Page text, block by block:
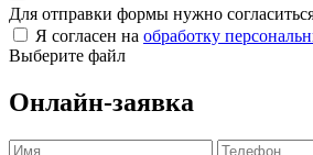
Для отправки формы нужно
Я согласен на обработку
Выберите файл
Онлайн-заявка